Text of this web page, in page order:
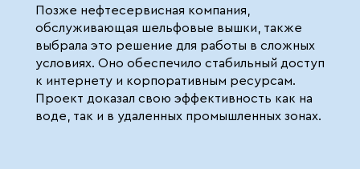
Позже нефтесервисная компания,
обслуживающая шельфовые вышки, также
выбрала это решение для работы в сложных
условиях. Оно обеспечило стабильный доступ
к интернету и корпоративным ресурсам.
Проект доказал свою эффективность как на
воде, так и в удаленных промышленных зонах.